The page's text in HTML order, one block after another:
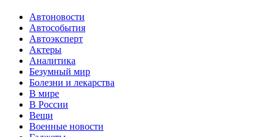
Автоновости
Автособытия
Автоэксперт
Актеры
Аналитика
Безумный мир
Болезни и лекарства
В мире
В России
Вещи
Военные новости